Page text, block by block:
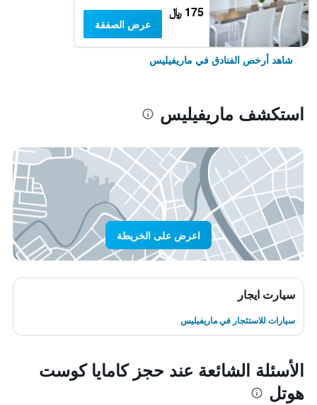
175 ﷼
عرض الصفقة
شاهد أرخص الفنادق في ماريفيليس
استكشف ماريفيليس
اعرض على الخريطة
سيارت ايجار
سيارات للاستئجار في ماريفيليس
الأسئلة الشائعة عند حجز كامايا كوست
هوتل